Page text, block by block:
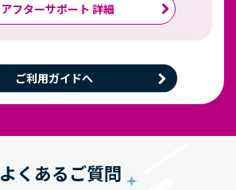
アフターサポート 詳細
ご利用ガイドへ
よくあるご質問